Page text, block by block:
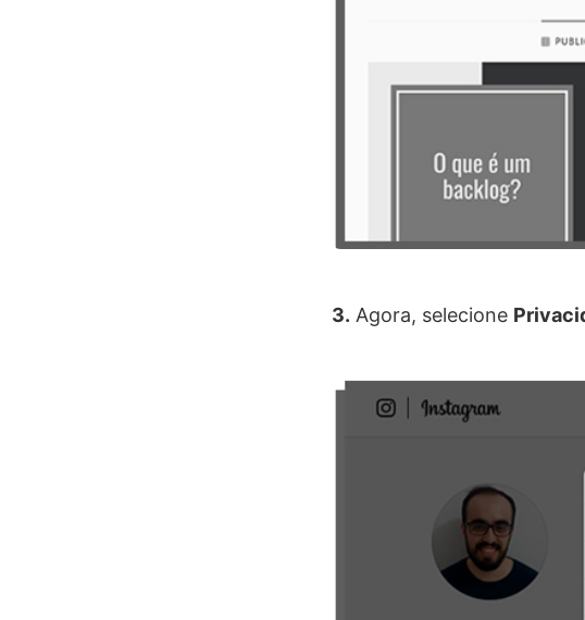
3. Agora, selecione